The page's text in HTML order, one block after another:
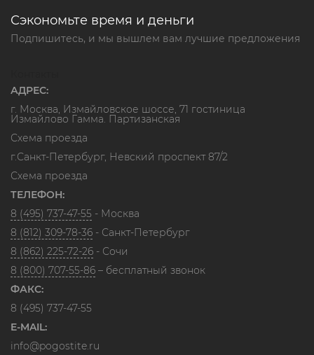
Сэкономьте время и деньги
Подпишитесь, и мы вышлем вам лучшие предложения
АДРЕС:
г. Москва, Измайловское шоссе, 71 гостиница
Измайлово Гамма. Партизанская
Схема проезда
г.Санкт-Петербург, Невский проспект 87/2
Схема проезда
ТЕЛЕФОН:
8 (495) 737-47-55 - Москва
8 (812) 309-78-36 - Санкт-Петербург
8 (862) 225-72-26 - Сочи
8 (800) 707-55-86 – бесплатный звонок
ФАКС:
8 (495) 737-47-55
E-MAIL:
info@pogostite.ru